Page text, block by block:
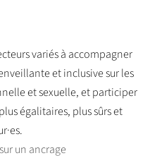
variés à accompagner
et inclusive sur les
et sexuelle, et participer
égalitaires, plus sûrs et
un ancrage